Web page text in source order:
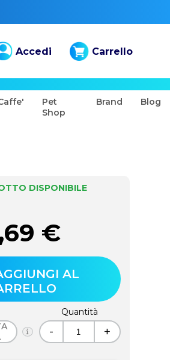
Accedi Carrello
Pet
Shop
Brand Blog
DISPONIBILE
€
AL
Quantità
- +